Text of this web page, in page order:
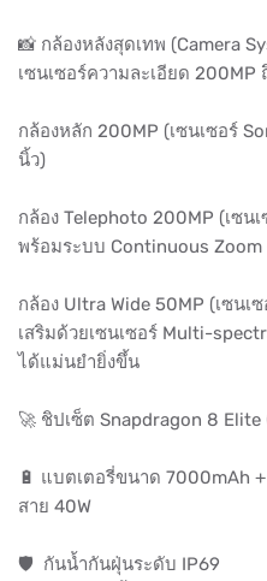
📸 กล้องหลังสุดเทพ (Camera
เซนเซอร์ความละเอียด 200MP
กล้องหลัก 200MP (เซนเซอร์
นิ้ว)
กล้อง Telephoto 200MP (เซน
พร้อมระบบ Continuous Zoom
กล้อง Ultra Wide 50MP (เซนเ
เสริมด้วยเซนเซอร์ Multi-
ได้แม่นยำยิ่งขึ้น
🚀 ชิปเซ็ต Snapdragon 8 Elite
🔋 แบตเตอรี่ขนาด 7000mAh
สาย 40W
🛡️ กันน้ำกันฝุ่นระดับ IP69